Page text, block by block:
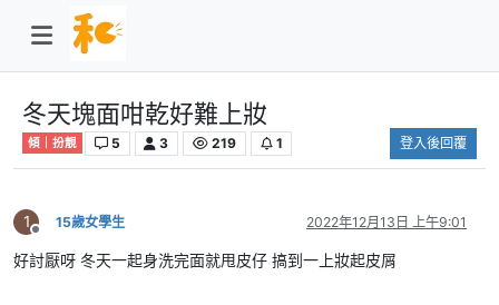
冬天塊面咁乾好難上妝
傾｜扮靚 5 3 219 1 登入後回覆
1
離線
15歲女學生 2022年12月13日 上午9:01
好討厭呀 冬天一起身洗完面就甩皮仔 搞到一上妝起皮屑